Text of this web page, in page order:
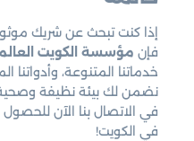
إذا كنت تبحث عن شريك
فإن مؤسسة الكويت
خدماتنا المتنوعة، وأدواتنا
نضمن لك بيئة نظيفة وصحية
في الاتصال بنا الآن
في الكويت!